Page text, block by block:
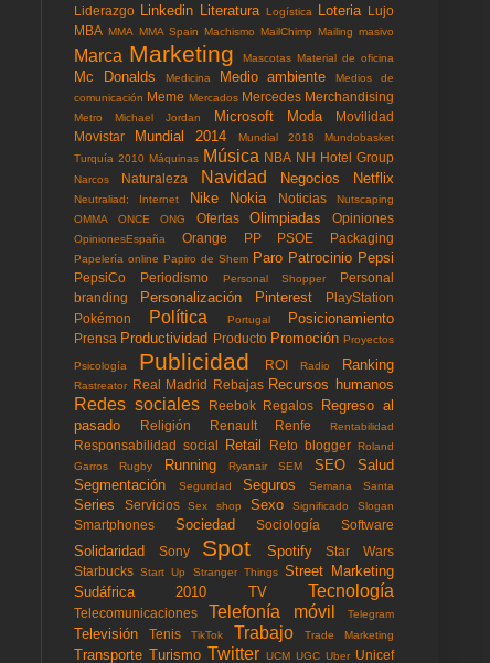
Liderazgo Linkedin Literatura Logística Loteria Lujo
MBA MMA MMA Spain Machismo MailChimp Mailing masivo
Marca Marketing Mascotas Material de oficina
Mc Donalds Medicina Medio ambiente
Medios de
comunicación Meme Mercados Mercedes Merchandising
Metro Michael Jordan Microsoft Moda
Movilidad
Movistar
Mundial 2014 Mundial 2018
Mundobasket
Turquía 2010 Máquinas Música NBA NH Hotel Group
Narcos Naturaleza Navidad Negocios Netflix
Neutraliad; Internet Nike Nokia Noticias
Nutscaping
OMMA
ONCE ONG Ofertas Olimpiadas Opiniones
OpinionesEspaña Orange PP PSOE Packaging
Papelería online Papiro de Shem Paro Patrocinio Pepsi
PepsiCo Periodismo Personal Shopper
Personal
branding
Personalización Pinterest
PlayStation
Pokémon
Política Portugal Posicionamiento
Prensa Productividad Producto Promoción Proyectos
Psicología Publicidad ROI Radio Ranking
Rastreator Real Madrid Rebajas Recursos humanos
Redes sociales Reebok Regalos
Regreso al
pasado
Religión Renault Renfe Rentabilidad
Responsabilidad social Retail Reto blogger Roland
Garros
Rugby Running Ryanair SEM SEO
Salud
Segmentación
Seguridad Seguros Semana Santa
Series Servicios Sex shop Sexo Significado Slogan
Smartphones Sociedad Sociología Software
Solidaridad Sony Spot Spotify
Star Wars
Starbucks Start Up Stranger Things Street Marketing
Sudáfrica 2010
TV Tecnología
Telecomunicaciones Telefonía móvil Telegram
Televisión Tenis TikTok Trabajo Trade Marketing
Transporte Turismo Twitter UCM UGC Uber Unicef